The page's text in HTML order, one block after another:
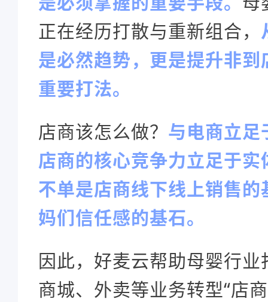
正在经历打散与重新组合，
是必然趋势，更是提升非
重要打法。
店商该怎么做？ 与电商立足
店商的核心竞争力立足于
不单是店商线下线上销售
妈们信任感的基石。
因此，好麦云帮助母婴行
商城、外卖等业务转型“店